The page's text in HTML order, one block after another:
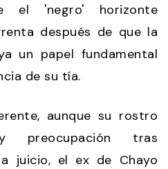
el 'negro' horizonte
después de que la
un papel fundamental
de su tía.
aunque su rostro
preocupación tras
juicio, el ex de Chayo